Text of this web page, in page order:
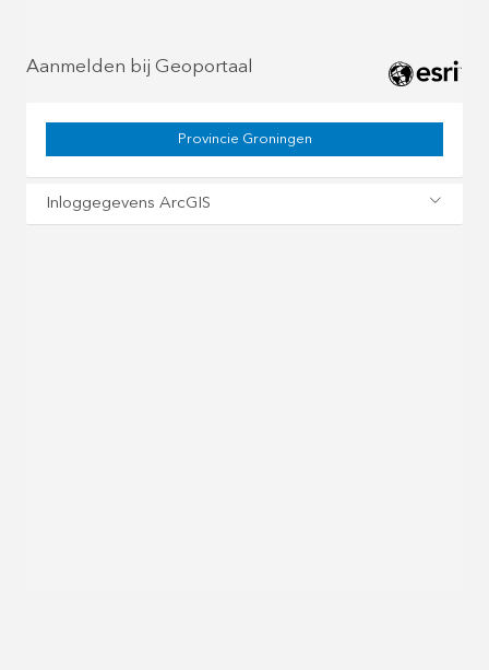
Aanmelden bij Geoportaal
Provincie Groningen
Inloggegevens ArcGIS